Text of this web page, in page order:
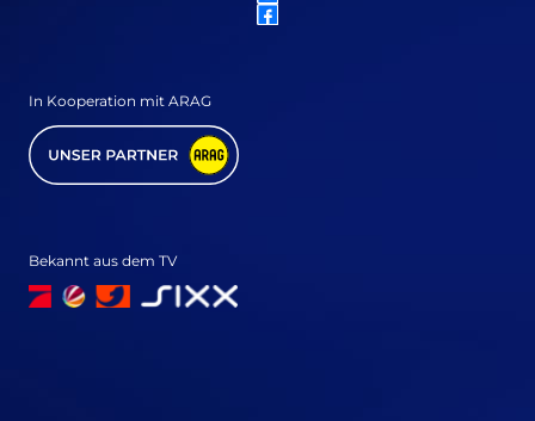
In Kooperation mit ARAG
Bekannt aus dem TV